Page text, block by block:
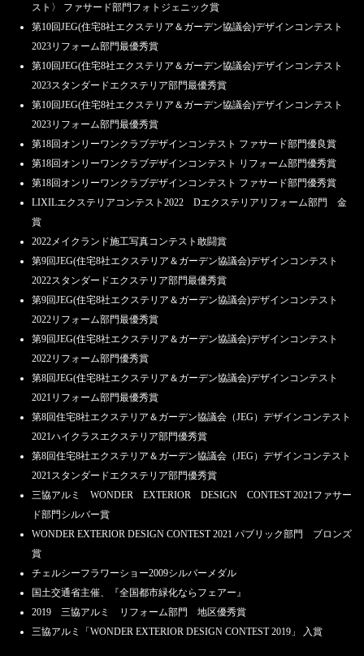
スト〉 ファサード部門フォトジェニック賞
第10回JEG(住宅8社エクステリア＆ガーデン協議会)デザインコンテスト
2023リフォーム部門最優秀賞
第10回JEG(住宅8社エクステリア＆ガーデン協議会)デザインコンテスト
2023スタンダードエクステリア部門最優秀賞
第10回JEG(住宅8社エクステリア＆ガーデン協議会)デザインコンテスト
2023リフォーム部門最優秀賞
第18回オンリーワンクラブデザインコンテスト ファサード部門優良賞
第18回オンリーワンクラブデザインコンテスト リフォーム部門優秀賞
第18回オンリーワンクラブデザインコンテスト ファサード部門優秀賞
LIXILエクステリアコンテスト2022 Dエクステリアリフォーム部門 金
賞
2022メイクランド施工写真コンテスト敢闘賞
第9回JEG(住宅8社エクステリア＆ガーデン協議会)デザインコンテスト
2022スタンダードエクステリア部門最優秀賞
第9回JEG(住宅8社エクステリア＆ガーデン協議会)デザインコンテスト
2022リフォーム部門最優秀賞
第9回JEG(住宅8社エクステリア＆ガーデン協議会)デザインコンテスト
2022リフォーム部門優秀賞
第8回JEG(住宅8社エクステリア＆ガーデン協議会)デザインコンテスト
2021リフォーム部門最優秀賞
第8回住宅8社エクステリア＆ガーデン協議会（JEG）デザインコンテスト
2021ハイクラスエクステリア部門優秀賞
第8回住宅8社エクステリア＆ガーデン協議会（JEG）デザインコンテスト
2021スタンダードエクステリア部門優秀賞
三協アルミ WONDER EXTERIOR DESIGN CONTEST 2021ファサー
ド部門シルバー賞
WONDER EXTERIOR DESIGN CONTEST 2021 パブリック部門 ブロンズ
賞
チェルシーフラワーショー2009シルバーメダル
国土交通省主催、『全国都市緑化ならフェアー』
2019 三協アルミ リフォーム部門 地区優秀賞
三協アルミ「WONDER EXTERIOR DESIGN CONTEST 2019」 入賞